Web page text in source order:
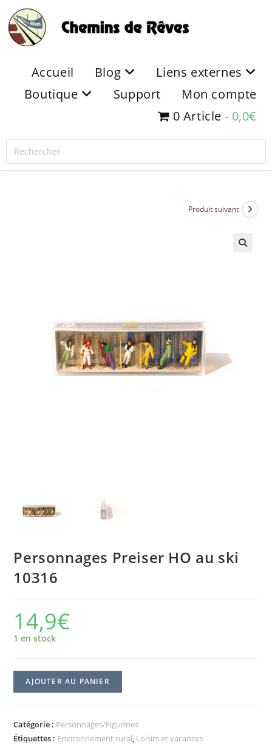
Accueil Blog
Liens externes
Boutique
Support
Mon compte
0 Article
0,0€
Produit suivant
Personnages Preiser HO au ski
10316
14,9€
1 en stock
AJOUTER AU PANIER
Catégorie : Personnages/Figurines
Étiquettes : Environnement rural, Loisirs et vacances